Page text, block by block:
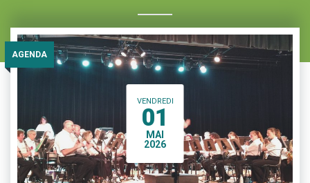
VENDREDI
01
MAI
2026
AGENDA